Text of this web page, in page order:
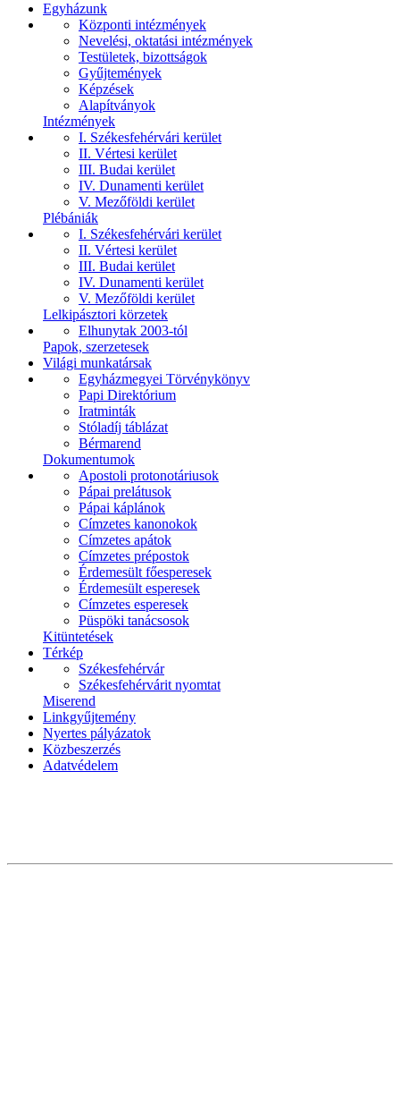
Egyházunk
Központi intézmények
Nevelési, oktatási intézmények
Testületek, bizottságok
Gyűjtemények
Képzések
Alapítványok
Intézmények
I. Székesfehérvári kerület
II. Vértesi kerület
III. Budai kerület
IV. Dunamenti kerület
V. Mezőföldi kerület
Plébániák
I. Székesfehérvári kerület
II. Vértesi kerület
III. Budai kerület
IV. Dunamenti kerület
V. Mezőföldi kerület
Lelkipásztori körzetek
Elhunytak 2003-tól
Papok, szerzetesek
Világi munkatársak
Egyházmegyei Törvénykönyv
Papi Direktórium
Iratminták
Stóladíj táblázat
Bérmarend
Dokumentumok
Apostoli protonotáriusok
Pápai prelátusok
Pápai káplánok
Címzetes kanonokok
Címzetes apátok
Címzetes prépostok
Érdemesült főesperesek
Érdemesült esperesek
Címzetes esperesek
Püspöki tanácsosok
Kitüntetések
Térkép
Székesfehérvár
Székesfehérvárit nyomtat
Miserend
Linkgyűjtemény
Nyertes pályázatok
Közbeszerzés
Adatvédelem